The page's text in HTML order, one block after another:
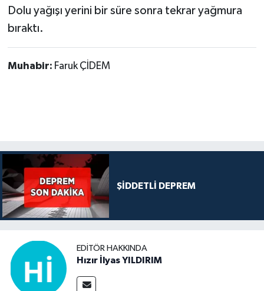
Dolu yağışı yerini bir süre sonra tekrar yağmura
bıraktı.
Muhabir: Faruk ÇİDEM
ŞİDDETLİ DEPREM
EDITÖR HAKKINDA
Hızır İlyas YILDIRIM